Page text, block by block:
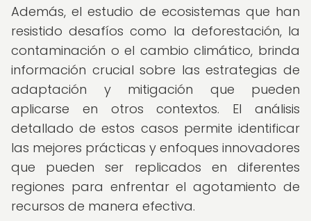
Además, el estudio de ecosistemas que han
resistido desafíos como la deforestación, la
contaminación o el cambio climático, brinda
información crucial sobre las estrategias de
adaptación y mitigación que pueden
aplicarse en otros contextos. El análisis
detallado de estos casos permite identificar
las mejores prácticas y enfoques innovadores
que pueden ser replicados en diferentes
regiones para enfrentar el agotamiento de
recursos de manera efectiva.